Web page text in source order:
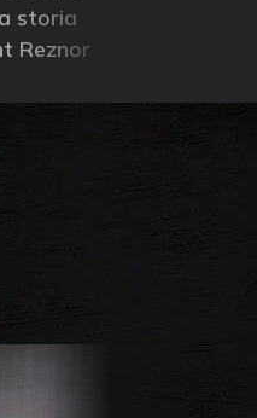
storia
Reznor